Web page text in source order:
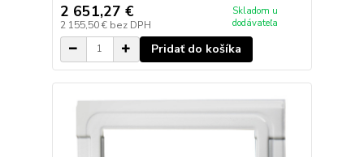
2 651,27 €
2 155,50 € bez DPH
Skladom u
dodávateľa
Pridať do košíka